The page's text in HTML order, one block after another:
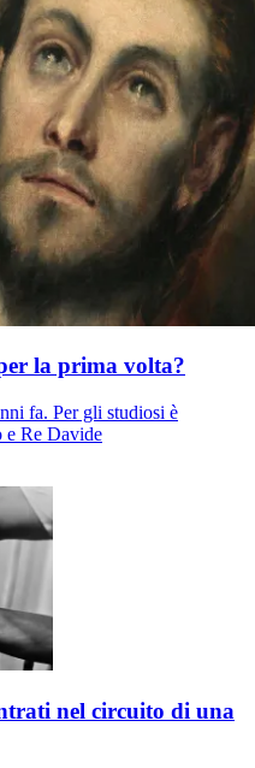
la prima volta?
fa. Per gli studiosi è
e Re Davide
nel circuito di una